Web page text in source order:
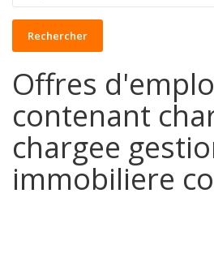
Rechercher
Offres
contenant
chargee
immobiliere